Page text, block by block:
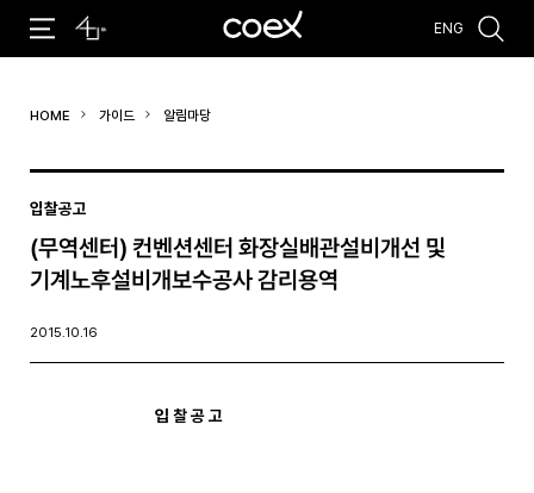
#코엑스 전시 #행사
ENG
HOME 가이드 알림마당
입찰공고
(무역센터) 컨벤션센터 화장실배관설비개선 및
기계노후설비개보수공사 감리용역
2015.10.16
입 찰 공 고